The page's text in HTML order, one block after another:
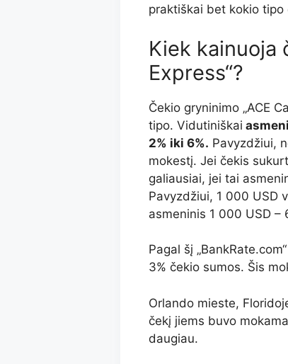
praktiškai bet kokio tipo
Kiek kainuoja
Express“?
Čekio gryninimo „ACE
tipo. Vidutiniškai
2% iki 6%. Pavyzdžiui,
mokestį. Jei čekis
galiausiai, jei tai
Pavyzdžiui, 1 000 USD
asmeninis 1 000 USD –
Pagal šį
3% čekio sumos. Šis
Orlando mieste,
čekį jiems buvo
daugiau.